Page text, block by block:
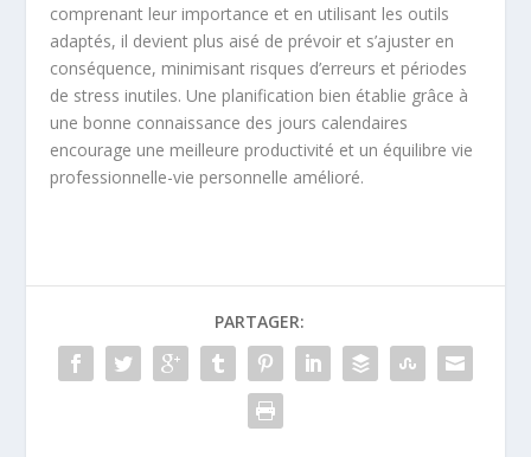
comprenant leur importance et en utilisant les outils
adaptés, il devient plus aisé de prévoir et s’ajuster en
conséquence, minimisant risques d’erreurs et périodes
de stress inutiles. Une planification bien établie grâce à
une bonne connaissance des jours calendaires
encourage une meilleure productivité et un équilibre vie
professionnelle-vie personnelle amélioré.
PARTAGER: